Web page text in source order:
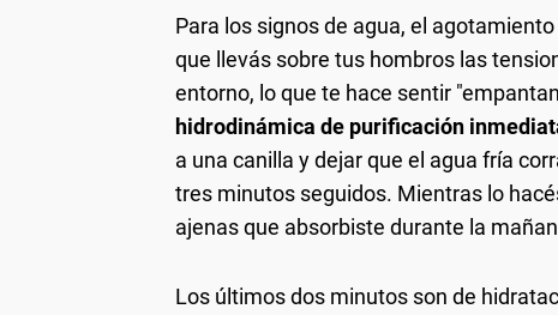
Para los signos de agua, el
que llevás sobre tus hombros las
entorno, lo que te hace sentir
hidrodinámica de purificación
a una canilla y dejar que el agua fría
tres minutos seguidos. Mientras lo
ajenas que absorbiste durante la
Los últimos dos minutos son de